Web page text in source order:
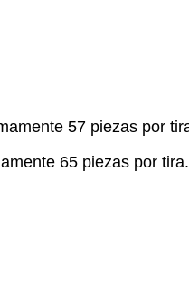
57 piezas por
65 piezas por